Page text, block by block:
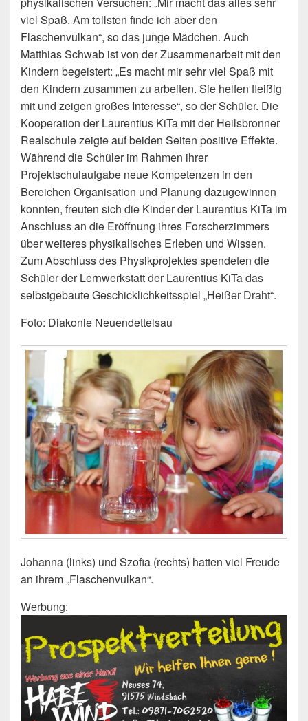
viel Spaß. Am tollsten finde ich aber den
Flaschenvulkan“, so das junge Mädchen. Auch
Matthias Schwab ist von der Zusammenarbeit mit den
Kindern begeistert: „Es macht mir sehr viel Spaß mit
den Kindern zusammen zu arbeiten. Sie helfen fleißig
mit und zeigen großes Interesse“, so der Schüler. Die
Kooperation der Laurentius KiTa mit der Heilsbronner
Realschule zeigte auf beiden Seiten positive Effekte.
Während die Schüler im Rahmen ihrer
Projektschulaufgabe neue Kompetenzen in den
Bereichen Organisation und Planung dazugewinnen
konnten, freuten sich die Kinder der Laurentius KiTa im
Anschluss an die Eröffnung ihres Forscherzimmers
über weiteres physikalisches Erleben und Wissen.
Zum Abschluss des Physikprojektes spendeten die
Schüler der Lernwerkstatt der Laurentius KiTa das
selbstgebaute Geschicklichkeitsspiel „Heißer Draht“.
Foto: Diakonie Neuendettelsau
Johanna (links) und Szofia (rechts) hatten viel Freude
an ihrem „Flaschenvulkan“.
Werbung: